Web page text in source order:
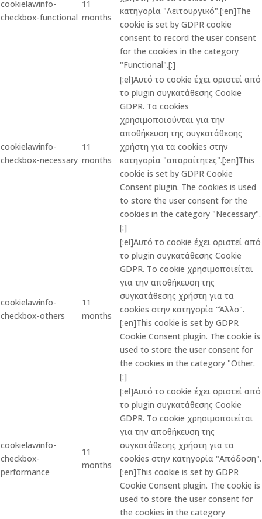
cookielawinfo-
checkbox-functional
11
months
κατηγορία "Λειτουργικό".[:en]The
cookie is set by GDPR cookie
consent to record the user consent
for the cookies in the category
"Functional".[:]
cookielawinfo-
checkbox-necessary
11
months
[:el]Αυτό το cookie έχει οριστεί από
το plugin συγκατάθεσης Cookie
GDPR. Τα cookies
χρησιμοποιούνται για την
αποθήκευση της συγκατάθεσης
χρήστη για τα cookies στην
κατηγορία "απαραίτητες".[:en]This
cookie is set by GDPR Cookie
Consent plugin. The cookies is used
to store the user consent for the
cookies in the category "Necessary".
[:]
cookielawinfo-
checkbox-others
11
months
[:el]Αυτό το cookie έχει οριστεί από
το plugin συγκατάθεσης Cookie
GDPR. Το cookie χρησιμοποιείται
για την αποθήκευση της
συγκατάθεσης χρήστη για τα
cookies στην κατηγορία "Άλλο".
[:en]This cookie is set by GDPR
Cookie Consent plugin. The cookie is
used to store the user consent for
the cookies in the category "Other.
[:]
cookielawinfo-
checkbox-
performance
11
months
[:el]Αυτό το cookie έχει οριστεί από
το plugin συγκατάθεσης Cookie
GDPR. Το cookie χρησιμοποιείται
για την αποθήκευση της
συγκατάθεσης χρήστη για τα
cookies στην κατηγορία "Απόδοση".
[:en]This cookie is set by GDPR
Cookie Consent plugin. The cookie is
used to store the user consent for
the cookies in the category